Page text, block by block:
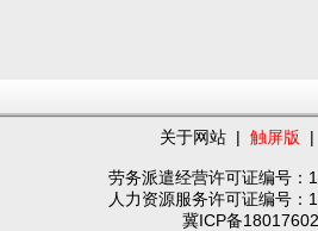
关于网站 | 触屏版 |
劳务派遣经营许可证编号：
人力资源服务许可证编号：
冀ICP备